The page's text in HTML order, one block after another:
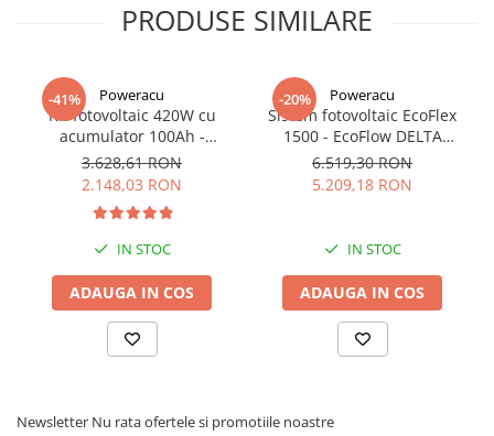
PRODUSE SIMILARE
-41% Poweracu
Kit fotovoltaic 420W cu
acumulator 100Ah -
utilizare 12Vcc
3.628,61 RON
2.148,03 RON
IN STOC
ADAUGA IN COS
-20% Poweracu
Sistem fotovoltaic EcoFlex
1500 - EcoFlow DELTA
1500+Panou Solar Semi-
Flexibil SOLARFAM 100W
6.519,30 RON
5.209,18 RON
IN STOC
ADAUGA IN COS
Newsletter Nu rata ofertele si promotiile noastre